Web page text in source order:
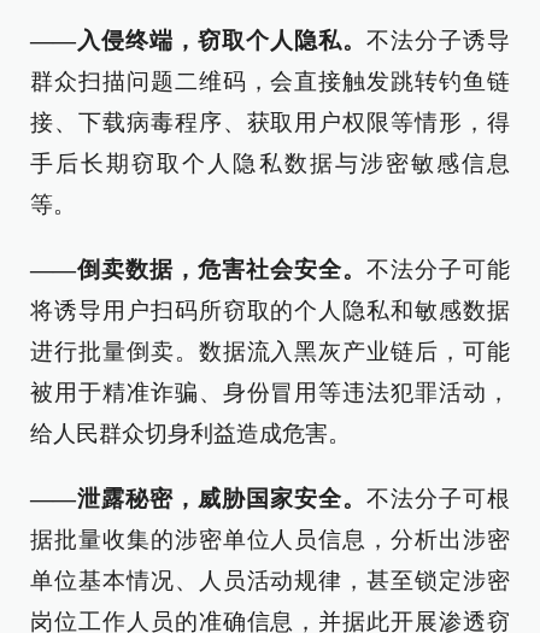
——入侵终端，窃取个人隐私。 不法分子诱导
群众扫描问题二维码，会直接触发跳转钓鱼链
接、下载病毒程序、获取用户权限等情形，得
手后长期窃取个人隐私数据与涉密敏感信息
等。
——倒卖数据，危害社会安全。 不法分子可能
将诱导用户扫码所窃取的个人隐私和敏感数据
进行批量倒卖。数据流入黑灰产业链后，可能
被用于精准诈骗、身份冒用等违法犯罪活动，
给人民群众切身利益造成危害。
——泄露秘密，威胁国家安全。 不法分子可根
据批量收集的涉密单位人员信息，分析出涉密
单位基本情况、人员活动规律，甚至锁定涉密
岗位工作人员的准确信息，并据此开展渗透窃